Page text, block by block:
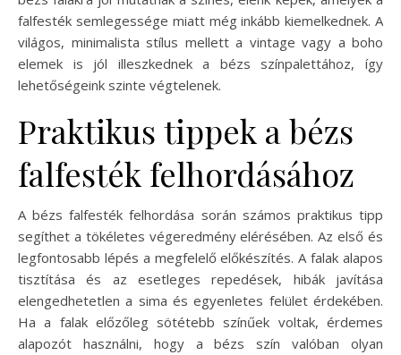
falfesték semlegessége miatt még inkább kiemelkednek. A
világos, minimalista stílus mellett a vintage vagy a boho
elemek is jól illeszkednek a bézs színpalettához, így
lehetőségeink szinte végtelenek.
Praktikus tippek a bézs
falfesték felhordásához
A bézs falfesték felhordása során számos praktikus tipp
segíthet a tökéletes végeredmény elérésében. Az első és
legfontosabb lépés a megfelelő előkészítés. A falak alapos
tisztítása és az esetleges repedések, hibák javítása
elengedhetetlen a sima és egyenletes felület érdekében.
Ha a falak előzőleg sötétebb színűek voltak, érdemes
alapozót használni, hogy a bézs szín valóban olyan